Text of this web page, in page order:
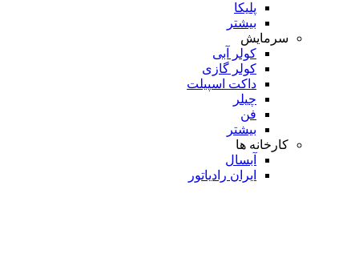
پلیکا
بیشتر
سرمایش
کولر آبی
کولر گازی
داکت اسپیلت
چیلر
فن
بیشتر
کارخانه ها
آبسال
ایران رادیاتور